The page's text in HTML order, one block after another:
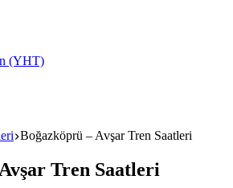
(YHT)
Boğazköprü – Avşar Tren Saatleri
Tren Saatleri